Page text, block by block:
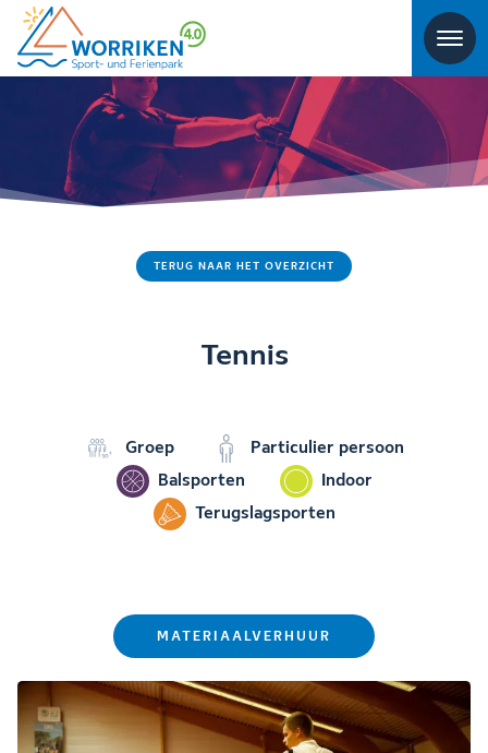
TERUG NAAR HET OVERZICHT
Tennis
Groep
Particulier persoon
Balsporten
Indoor
Terugslagsporten
MATERIAALVERHUUR